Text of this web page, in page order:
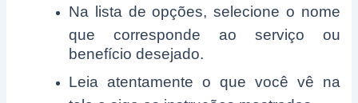
Na lista de opções, selecione o nome
que corresponde ao serviço ou
benefício desejado.
Leia atentamente o que você vê na